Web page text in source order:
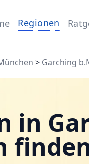
Regionen
> Garching
in